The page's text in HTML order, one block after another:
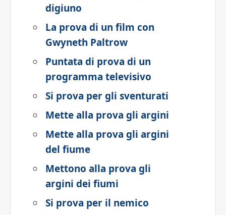
digiuno
La prova di un film con
Gwyneth Paltrow
Puntata di prova di un
programma televisivo
Si prova per gli sventurati
Mette alla prova gli argini
Mette alla prova gli argini
del fiume
Mettono alla prova gli
argini dei fiumi
Si prova per il nemico